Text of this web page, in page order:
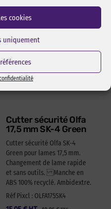
cookies
uniquement
Cutter sécurité Olfa
17,5 mm SK-4 Green
Cutter sécurité Olfa SK-4
Green pour lames 17,5 mm.
Changement de lame rapide
et sans outils. Manche en
ABS 100% recyclé. Ambidextre.
Réf Pixcl : OLFA175SK4